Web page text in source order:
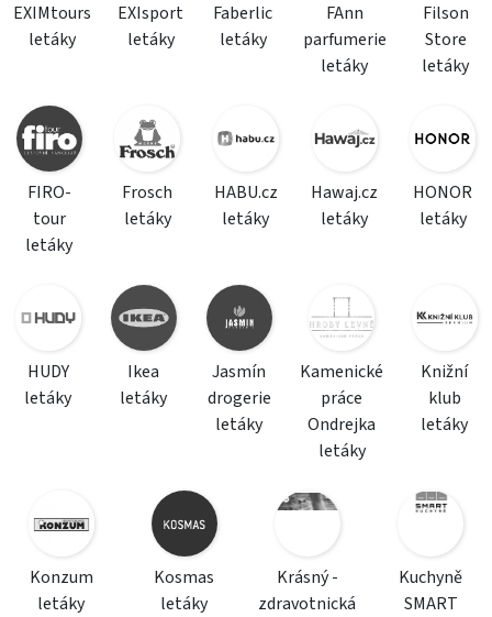
EXIMtours
letáky
EXIsport
letáky
Faberlic
letáky
FAnn
parfumerie
letáky
Filson
Store
letáky
FIRO-
tour
letáky
Frosch
letáky
HABU.cz
letáky
Hawaj.cz
letáky
HONOR
letáky
HUDY
letáky
Ikea
letáky
Jasmín
drogerie
letáky
Kamenické
práce
Ondrejka
letáky
Knižní
klub
letáky
Konzum
letáky
Kosmas
letáky
Krásný -
zdravotnická
Kuchyně
SMART